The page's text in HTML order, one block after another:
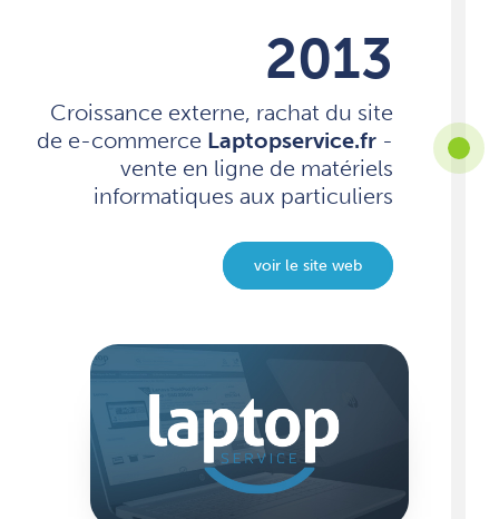
2013
Croissance externe, rachat du site
de e-commerce Laptopservice.fr -
vente en ligne de matériels
informatiques aux particuliers
voir le site web